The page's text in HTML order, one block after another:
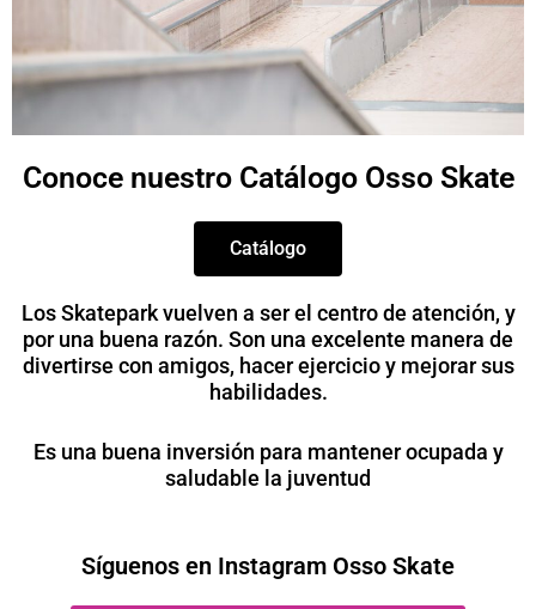
Conoce nuestro Catálogo Osso Skate
Catálogo
Los Skatepark vuelven a ser el centro de atención, y
por una buena razón. Son una excelente manera de
divertirse con amigos, hacer ejercicio y mejorar sus
habilidades.
Es una buena inversión para mantener ocupada y
saludable la juventud
Síguenos en Instagram Osso Skate